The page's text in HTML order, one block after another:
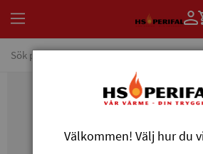
Välkommen! Välj hur du